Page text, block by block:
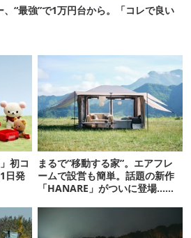
“最強”で1万円台から。「コレで良い
初コ
日発
まるで“移動する家”。エアフレ
ームで設営も簡単。話題の新作
「HANARE」がついに登場…！